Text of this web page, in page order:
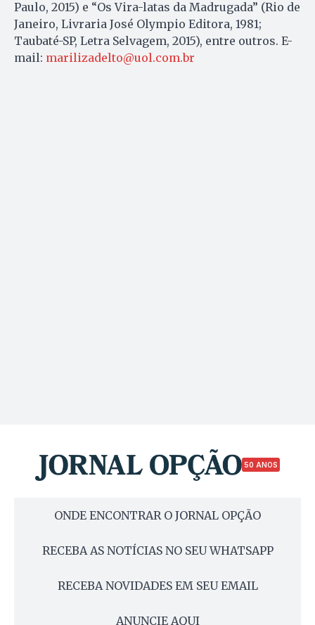
Paulo, 2015) e “Os Vira-latas da Madrugada” (Rio de
Janeiro, Livraria José Olympio Editora, 1981;
Taubaté-SP, Letra Selvagem, 2015), entre outros. E-
mail: marilizadelto@uol.com.br
50 ANOS
ONDE ENCONTRAR O JORNAL OPÇÃO
RECEBA AS NOTÍCIAS NO SEU WHATSAPP
RECEBA NOVIDADES EM SEU EMAIL
ANUNCIE AQUI